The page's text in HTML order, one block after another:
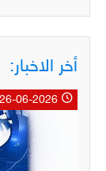
أخر الاخبار: